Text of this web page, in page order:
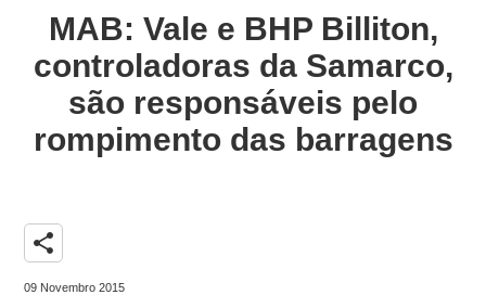
MAB: Vale e BHP Billiton,
controladoras da Samarco,
são responsáveis pelo
rompimento das barragens
share
09 Novembro 2015